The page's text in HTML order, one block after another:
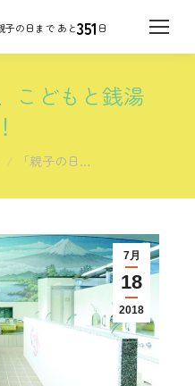
351 日
こどもと銭湯
「親子の日…
7月
18
2018